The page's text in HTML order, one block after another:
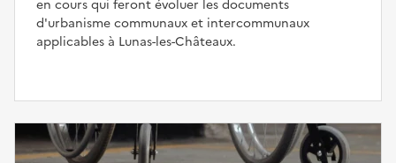
en cours qui feront évoluer les documents
d'urbanisme communaux et intercommunaux
applicables à Lunas-les-Châteaux.